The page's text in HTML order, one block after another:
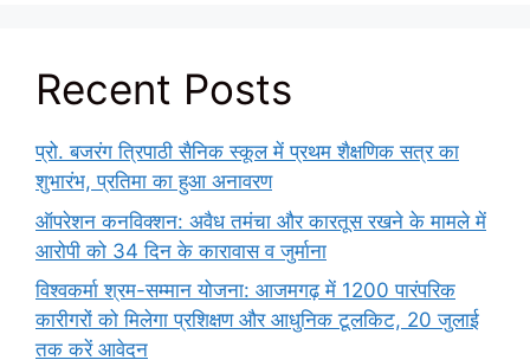
Recent Posts
प्रो. बजरंग त्रिपाठी सैनिक स्कूल में प्रथम शैक्षणिक सत्र का
शुभारंभ, प्रतिमा का हुआ अनावरण
ऑपरेशन कनविक्शन: अवैध तमंचा और कारतूस रखने के मामले में
आरोपी को 34 दिन के कारावास व जुर्माना
विश्वकर्मा श्रम-सम्मान योजना: आजमगढ़ में 1200 पारंपरिक
कारीगरों को मिलेगा प्रशिक्षण और आधुनिक टूलकिट, 20 जुलाई
तक करें आवेदन